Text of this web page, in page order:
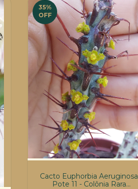
35%
OFF
Cacto Euphorbia Aeruginosa
Pote 11 - Colônia Rara